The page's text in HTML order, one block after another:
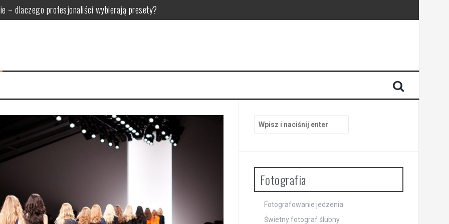
swojego salonu?
strategii wideo
Co warto zagrać wspólnie?
leczenie kanałowe, ekstrakcję i protetykę
Fotografia
Fotografowanie jedzenia
Świetny fotograf ślubny